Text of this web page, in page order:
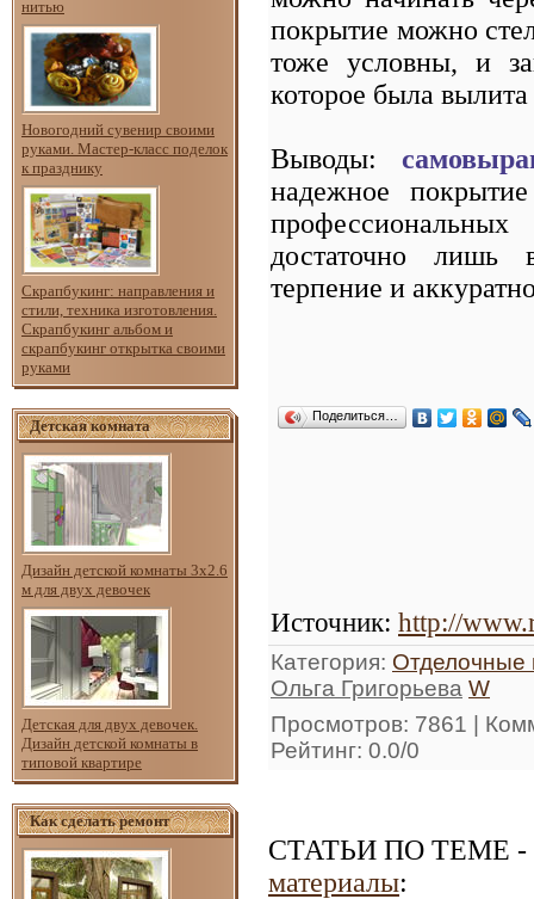
нитью
Новогодний сувенир своими
руками. Мастер-класс поделок
к празднику
Скрапбукинг: направления и
стили, техника изготовления.
Скрапбукинг альбом и
скрапбукинг открытка своими
руками
Детская комната
Дизайн детской комнаты 3х2.6
м для двух девочек
Детская для двух девочек.
Дизайн детской комнаты в
типовой квартире
Как сделать ремонт
покрытие можно
тоже условны, и
которое была
Выводы:
надежное
достаточно лишь
терпение и
Поделиться…
Источник: http://
Категория: Отделочные
Ольга Григорьева W
Просмотров: 7861 |
Рейтинг: 0.0/0
СТАТЬИ ПО ТЕМЕ -
материалы: